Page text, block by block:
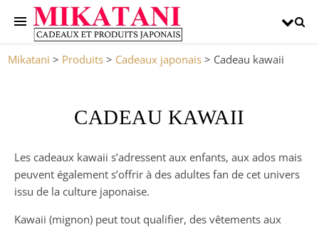
Mikatani > Produits > Cadeaux japonais > Cadeau kawaii
CADEAU KAWAII
Les cadeaux kawaii s’adressent aux enfants, aux ados mais
peuvent également s’offrir à des adultes fan de cet univers
issu de la culture japonaise.
Kawaii (mignon) peut tout qualifier, des vêtements aux